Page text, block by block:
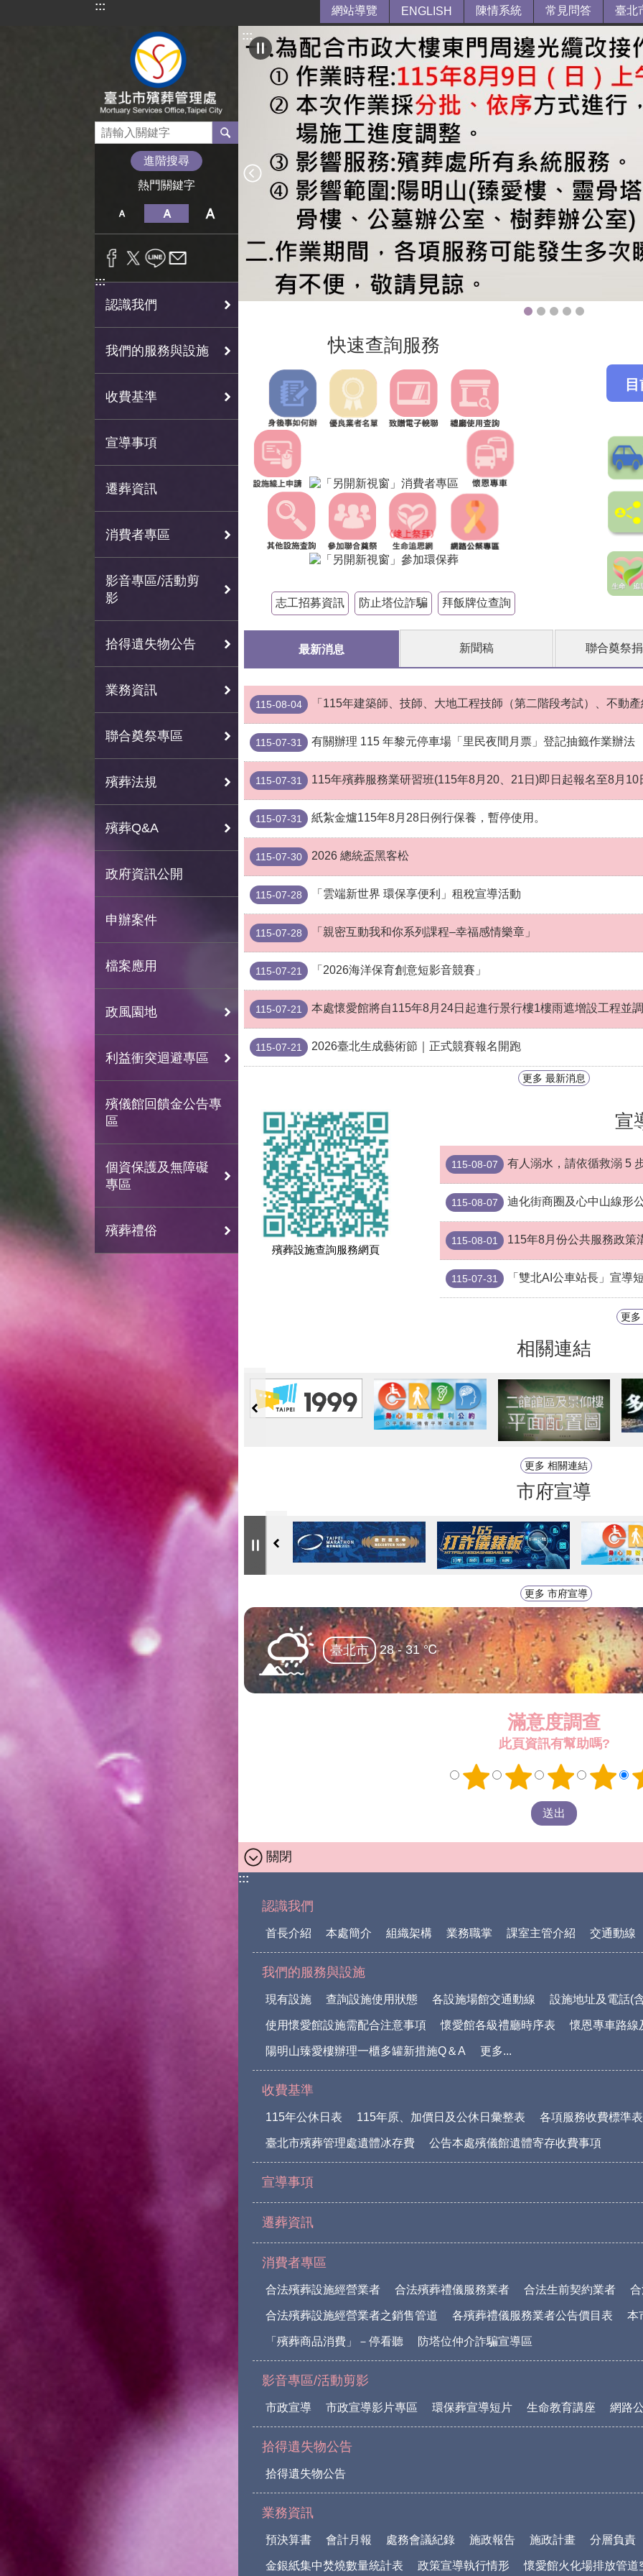
跳到主要內容區塊
::: 網站導覽 ENGLISH 陳情系統 常見問答 臺北
進階搜尋
熱門關鍵字
:::
認識我們
我們的服務與設施
收費基準
宣導事項
遷葬資訊
消費者專區
影音專區/活動剪
影
拾得遺失物公告
業務資訊
聯合奠祭專區
殯葬法規
殯葬Q&A
政府資訊公開
申辦案件
檔案應用
政風園地
利益衝突迴避專區
殯儀館回饋金公告專
區
個資保護及無障礙
專區
殯葬禮俗
:::
快速查詢服務
志工招募資訊 防止塔位詐騙 拜飯牌位查詢
最新消息 新聞稿 聯合奠祭
115-08-04 「115年建築師、技師、大地工程技師（第二階段考試）、不動
115-07-31 有關辦理 115 年黎元停車場「里民夜間月票」登記抽籤作業辦法
115-07-31 115年殯葬服務業研習班(115年8月20、21日)即日起報名至8月10
115-07-31 紙紮金爐115年8月28日例行保養，暫停使用。
115-07-30 2026 總統盃黑客松
115-07-28 「雲端新世界 環保享便利」租稅宣導活動
115-07-28 「親密互動我和你系列課程–幸福感情樂章」
115-07-21 「2026海洋保育創意短影音競賽」
115-07-21 本處懷愛館將自115年8月24日起進行景行樓1樓雨遮增設工程並
115-07-21 2026臺北生成藝術節｜正式競賽報名開跑
更多 最新消息
殯葬設施查詢服務網頁
宣
115-08-07 有人溺水，請依循救溺 5
115-08-07 迪化街商圈及心中山線形
115-08-01 115年8月份公共服務政策
115-07-31 「雙北AI公車站長」宣導
更多
相關連結
更多 相關連結
市府宣導
更多 市府宣導
臺北市 28 - 31 ℃
滿意度調查
此頁資訊有幫助嗎?
關閉
:::
認識我們
首長介紹 本處簡介 組織架構 業務職掌 課室主管介紹 交通動線
我們的服務與設施
現有設施 查詢設施使用狀態 各設施場館交通動線 設施地址及電話(
使用懷愛館設施需配合注意事項 懷愛館各級禮廳時序表 懷恩專車路線
陽明山臻愛樓辦理一櫃多罐新措施Q＆A 更多...
收費基準
115年公休日表 115年原、加價日及公休日彙整表 各項服務收費標準
臺北市殯葬管理處遺體冰存費 公告本處殯儀館遺體寄存收費事項
宣導事項
遷葬資訊
消費者專區
合法殯葬設施經營業者 合法殯葬禮儀服務業者 合法生前契約業者
合法殯葬設施經營業者之銷售管道 各殯葬禮儀服務業者公告價目表 本
「殯葬商品消費」－停看聽 防塔位仲介詐騙宣導區
影音專區/活動剪影
市政宣導 市政宣導影片專區 環保葬宣導短片 生命教育講座 網路
拾得遺失物公告
拾得遺失物公告
業務資訊
預決算書 會計月報 處務會議紀錄 施政報告 施政計畫 分層負責
金銀紙集中焚燒數量統計表 政策宣導執行情形 懷愛館火化場排放管道